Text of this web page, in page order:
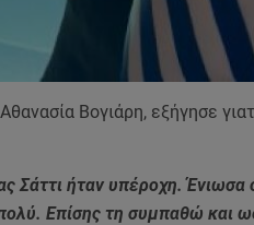
Βογιάρη, εξήγησε
Σάττι ήταν υπέροχη. Ένιωσα
Επίσης τη συμπαθώ και